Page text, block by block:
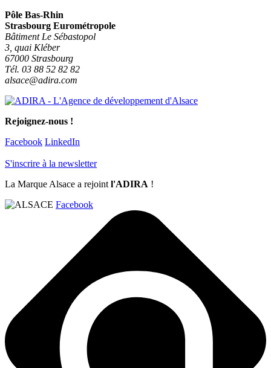
Pôle Bas-Rhin
Strasbourg Eurométropole
Bâtiment Le Sébastopol
3, quai Kléber
67000 Strasbourg
Tél. 03 88 52 82 82
alsace@adira.com
Rejoignez-nous !
Facebook LinkedIn
S'inscrire à la newsletter
La Marque Alsace a rejoint l'ADIRA !
Facebook